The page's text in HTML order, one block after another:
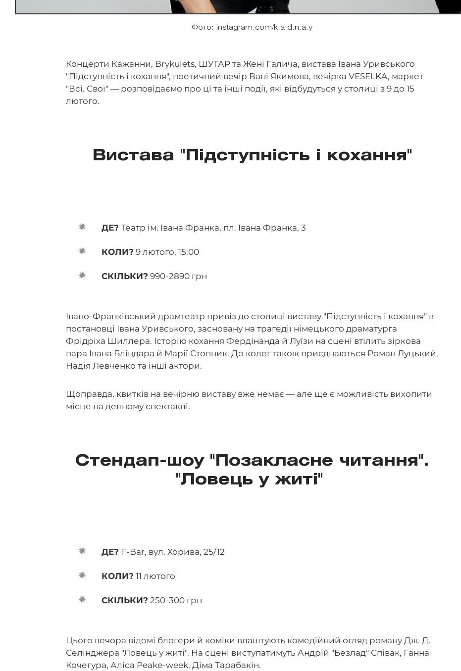
Фото: instagram.com/k.a.d.n.a.y
Концерти Кажанни, Brykulets, ШУГАР та Жені Галича, вистава Івана Уривського
"Підступність і кохання", поетичний вечір Вані Якимова, вечірка VESELKA, маркет
"Всі. Свої" — розповідаємо про ці та інші події, які відбудуться у столиці з 9 до 15
лютого.
Вистава "Підступність і кохання"
ДЕ? Театр ім. Івана Франка, пл. Івана Франка, 3
КОЛИ? 9 лютого, 15:00
СКІЛЬКИ? 990-2890 грн
Івано-Франківський драмтеатр привіз до столиці виставу "Підступність і кохання" в
постановці Івана Уривського, засновану на трагедії німецького драматурга
Фрідріха Шиллера. Історію кохання Фердінанда й Луїзи на сцені втілить зіркова
пара Івана Бліндара й Марії Стопник. До колег також приєднаються Роман Луцький,
Надія Левченко та інші актори.
Щоправда, квитків на вечірню виставу вже немає — але ще є можливість вихопити
місце на денному спектаклі.
Стендап-шоу "Позакласне читання".
"Ловець у житі"
ДЕ? F-Bar, вул. Хорива, 25/12
КОЛИ? 11 лютого
СКІЛЬКИ? 250-300 грн
Цього вечора відомі блогери й коміки влаштують комедійний огляд роману Дж. Д.
Селінджера "Ловець у житі". На сцені виступатимуть Андрій "Безлад" Співак, Ганна
Кочегура, Аліса Peake-week, Діма Тарабакін.